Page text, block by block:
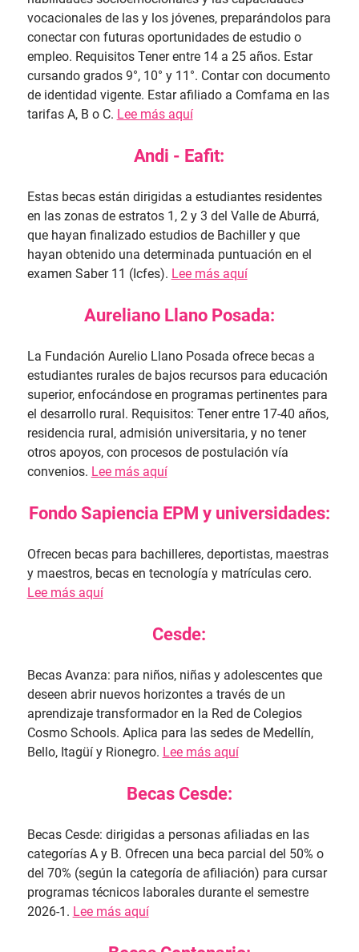
vocacionales de las y los jóvenes, preparándolos para
conectar con futuras oportunidades de estudio o
empleo. Requisitos Tener entre 14 a 25 años. Estar
cursando grados 9°, 10° y 11°. Contar con documento
de identidad vigente. Estar afiliado a Comfama en las
tarifas A, B o C. Lee más aquí
Andi - Eafit:
Estas becas están dirigidas a estudiantes residentes
en las zonas de estratos 1, 2 y 3 del Valle de Aburrá,
que hayan finalizado estudios de Bachiller y que
hayan obtenido una determinada puntuación en el
examen Saber 11 (Icfes). Lee más aquí
Aureliano Llano Posada:
La Fundación Aurelio Llano Posada ofrece becas a
estudiantes rurales de bajos recursos para educación
superior, enfocándose en programas pertinentes para
el desarrollo rural. Requisitos: Tener entre 17-40 años,
residencia rural, admisión universitaria, y no tener
otros apoyos, con procesos de postulación vía
convenios. Lee más aquí
Fondo Sapiencia EPM y universidades:
Ofrecen becas para bachilleres, deportistas, maestras
y maestros, becas en tecnología y matrículas cero.
Lee más aquí
Cesde:
Becas Avanza: para niños, niñas y adolescentes que
deseen abrir nuevos horizontes a través de un
aprendizaje transformador en la Red de Colegios
Cosmo Schools. Aplica para las sedes de Medellín,
Bello, Itagüí y Rionegro. Lee más aquí
Becas Cesde:
Becas Cesde: dirigidas a personas afiliadas en las
categorías A y B. Ofrecen una beca parcial del 50% o
del 70% (según la categoría de afiliación) para cursar
programas técnicos laborales durante el semestre
2026-1. Lee más aquí